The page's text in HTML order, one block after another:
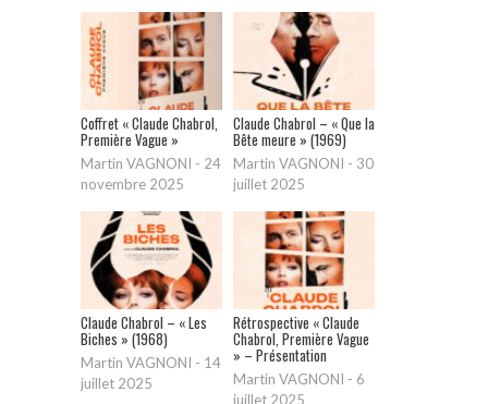
Coffret « Claude Chabrol,
Première Vague »
Martin VAGNONI - 24
novembre 2025
Claude Chabrol – « Que la
Bête meure » (1969)
Martin VAGNONI - 30
juillet 2025
Claude Chabrol – « Les
Biches » (1968)
Martin VAGNONI - 14
juillet 2025
Rétrospective « Claude
Chabrol, Première Vague
» – Présentation
Martin VAGNONI - 6
juillet 2025